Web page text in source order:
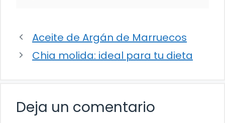
Aceite de Argán de Marruecos
Chia molida: ideal para tu dieta
Deja un comentario